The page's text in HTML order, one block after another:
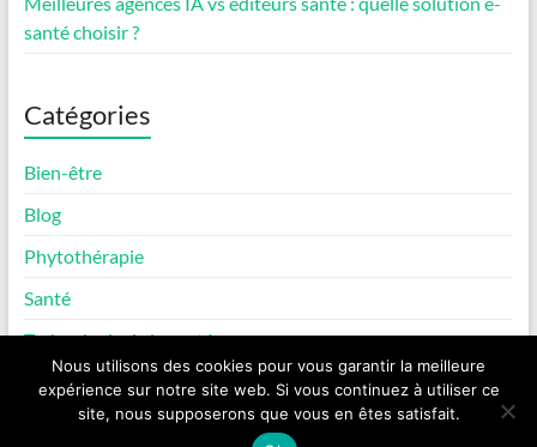
santé choisir ?
Catégories
Bien-être
Blog
Phytothérapie
Santé
Technologie de la santé
Copyright © 2026Alga & Max
Nous utilisons des cookies pour vous garantir la meilleure
expérience sur notre site web. Si vous continuez à utiliser ce
site, nous supposerons que vous en êtes satisfait.